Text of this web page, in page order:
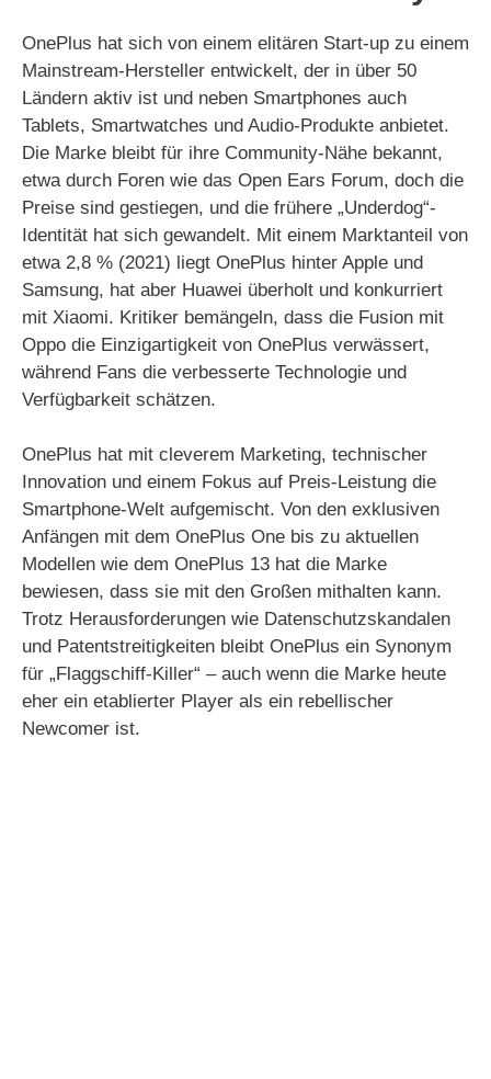
OnePlus hat sich von einem elitären Start-up zu einem
Mainstream-Hersteller entwickelt, der in über 50
Ländern aktiv ist und neben Smartphones auch
Tablets, Smartwatches und Audio-Produkte anbietet.
Die Marke bleibt für ihre Community-Nähe bekannt,
etwa durch Foren wie das Open Ears Forum, doch die
Preise sind gestiegen, und die frühere „Underdog“-
Identität hat sich gewandelt. Mit einem Marktanteil von
etwa 2,8 % (2021) liegt OnePlus hinter Apple und
Samsung, hat aber Huawei überholt und konkurriert
mit Xiaomi. Kritiker bemängeln, dass die Fusion mit
Oppo die Einzigartigkeit von OnePlus verwässert,
während Fans die verbesserte Technologie und
Verfügbarkeit schätzen.
OnePlus hat mit cleverem Marketing, technischer
Innovation und einem Fokus auf Preis-Leistung die
Smartphone-Welt aufgemischt. Von den exklusiven
Anfängen mit dem OnePlus One bis zu aktuellen
Modellen wie dem OnePlus 13 hat die Marke
bewiesen, dass sie mit den Großen mithalten kann.
Trotz Herausforderungen wie Datenschutzskandalen
und Patentstreitigkeiten bleibt OnePlus ein Synonym
für „Flaggschiff-Killer“ – auch wenn die Marke heute
eher ein etablierter Player als ein rebellischer
Newcomer ist.